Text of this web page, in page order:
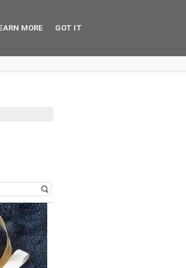
MORE GOT IT